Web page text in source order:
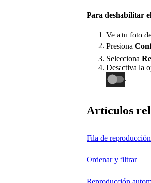
Para deshabilitar
Ve a tu foto
Presiona
Selecciona
Desactiva la
Artículos
Fila de reproducción
Ordenar y filtrar